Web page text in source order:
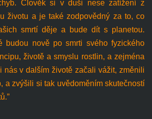
Člověk si v duši nese zatížení z
životu a je také zodpovědný za to, co
smrtí děje a bude dít s planetou.
budou nově po smrti svého fyzického
životě a smyslu rostlin, a zejména
nás v dalším životě začali vážit, změnili
a zvýšili si tak uvědoměním skutečností